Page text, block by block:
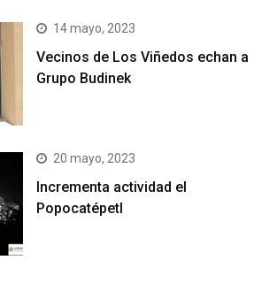
14 mayo, 2023
Vecinos de Los Viñedos echan a
Grupo Budinek
20 mayo, 2023
Incrementa actividad el
Popocatépetl